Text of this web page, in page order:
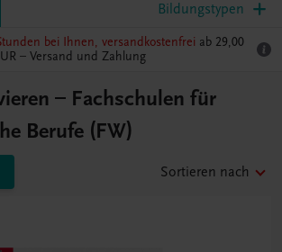
Bildungstypen
bei Ihnen, versandkostenfrei ab 29,00
– Versand und Zahlung
– Fachschulen für
Berufe (FW)
Sortieren nach